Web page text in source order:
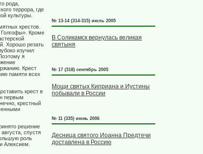
рода,
террора, где
культуры.
крестов.
Голгофы». Кроме
Хорошо резать
изучил
я
Крест
памяти всех
крест в
первым
крестный
решение
спустя
роль
Алексием.
№ 13-14 (314-315) июль 2005
В Соликамск вернулась великая
святыня
№ 17 (318) сентябрь 2005
Мощи святых Киприана и Иустины
побывали в России
№ 11 (335) июнь 2006
Десница святого Иоанна Предтечи
доставлена в Россию